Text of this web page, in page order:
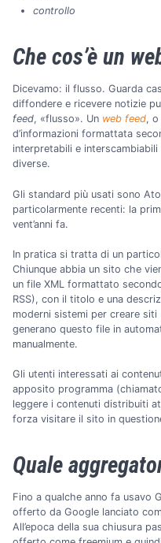
controllo
Che cos’è un
Dicevamo: il flusso. Guarda
diffondere e ricevere notizie
feed, «flusso». Un web feed, o
d’informazioni formattata
interpretabili e
diverse.
Gli standard più usati sono
particolarmente recenti: la
vent’anni fa.
In pratica si tratta di un
Chiunque abbia un sito che
un file XML formattato
RSS), con il titolo e una
moderni sistemi per creare
generano questo file in
manualmente.
Gli utenti interessati ai
apposito programma
leggere i contenuti distribuiti
forza visitare il sito in
Quale
Fino a qualche anno fa usavo
offerto da Google lanciato
All’epoca della sua chiusura